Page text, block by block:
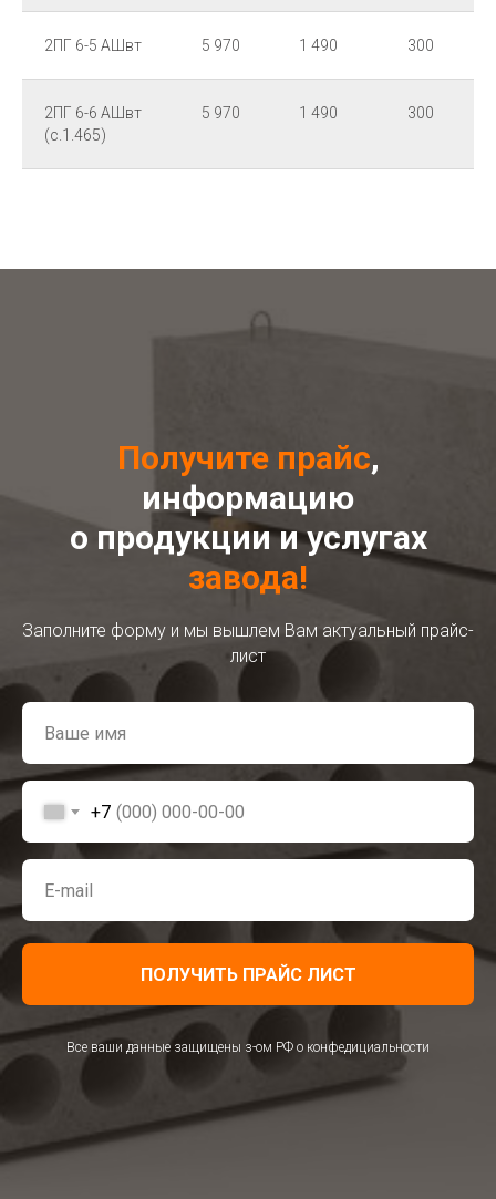
2ПГ 6-5 АШвт 5 970 1 490 300
2ПГ 6-6 АШвт
(с.1.465)
5 970 1 490 300
Получите прайс,
информацию
о продукции и услугах
завода!
Заполните форму и мы вышлем Вам актуальный прайс-
лист
+7
ПОЛУЧИТЬ ПРАЙС ЛИСТ
Все ваши данные защищены з-ом РФ о конфедициальности